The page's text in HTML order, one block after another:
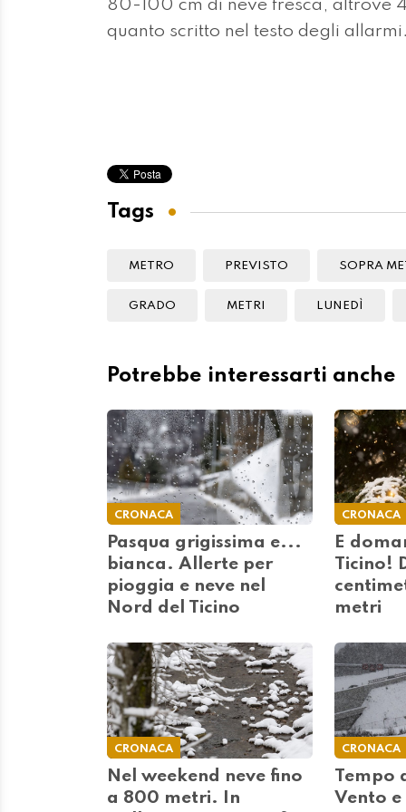
80-100 cm di neve fresca, altrove
quanto scritto nel testo degli
Tags
METRO PREVISTO SOPRA
GRADO METRI LUNEDÌ
Potrebbe interessarti anche
CRONACA
Pasqua grigissima e...
bianca. Allerte per
pioggia e neve nel
Nord del Ticino
CRONACA
E
Ticino!
metri
CRONACA
Nel weekend neve fino
a 800 metri. In
CRONACA
Tempo
Vento